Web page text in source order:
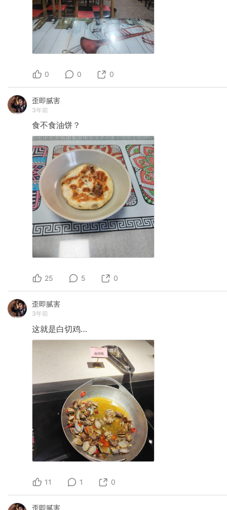
0 0 0
歪即腻害
3年前
食不食油饼？
25 5 0
歪即腻害
3年前
这就是白切鸡…
11 1 0
歪即腻害